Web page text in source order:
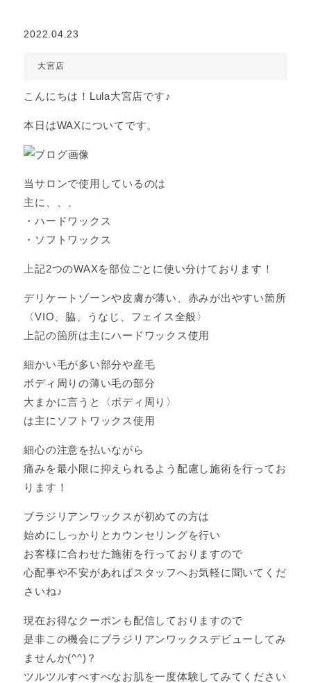
2022.04.23
大宮店
こんにちは！Lula大宮店です♪
本日はWAXについてです。
当サロンで使用しているのは
主に、、、
・ハードワックス
・ソフトワックス
上記2つのWAXを部位ごとに使い分けております！
デリケートゾーンや皮膚が薄い、赤みが出やすい箇所
〈VIO、脇、うなじ、フェイス全般〉
上記の箇所は主にハードワックス使用
細かい毛が多い部分や産毛
ボディ周りの薄い毛の部分
大まかに言うと〈ボディ周り〉
は主にソフトワックス使用
細心の注意を払いながら
痛みを最小限に抑えられるよう配慮し施術を行ってお
ります！
ブラジリアンワックスが初めての方は
始めにしっかりとカウンセリングを行い
お客様に合わせた施術を行っておりますので
心配事や不安があればスタッフへお気軽に聞いてくだ
さいね♪
現在お得なクーポンも配信しておりますので
是非この機会にブラジリアンワックスデビューしてみ
ませんか(^^)？
ツルツルすべすべなお肌を一度体験してみてください